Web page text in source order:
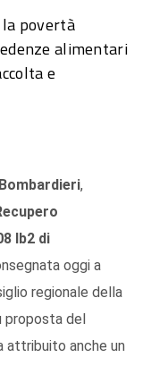
povertà
alimentari
e
,
Ib2 di
oggi a
regionale della
proposta del
attribuito anche un